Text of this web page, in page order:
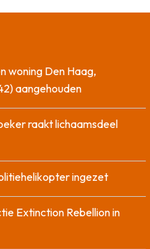
woning Den Haag,
aangehouden
raakt lichaamsdeel
ingezet
Extinction Rebellion in